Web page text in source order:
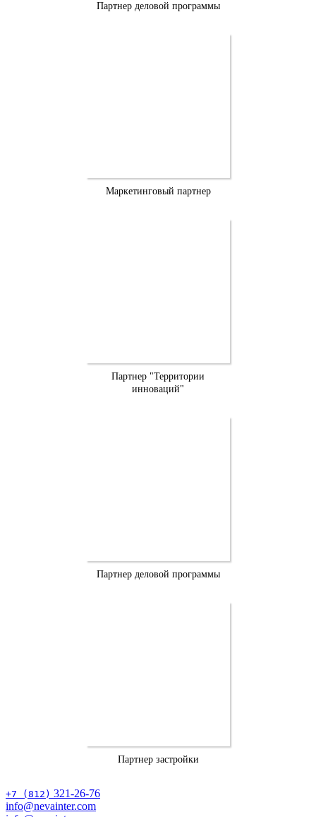
Партнер деловой программы
Маркетинговый партнер
Партнер "Территории
инноваций"
Партнер деловой программы
Партнер застройки
+7 (812) 321-26-76
info@nevainter.com